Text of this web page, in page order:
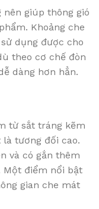
giúp thông gió
Khoảng che
dụng được cho
theo cơ chế đòn
dàng hơn hẳn.
từ sắt tráng kẽm
tương đối cao.
và có gắn thêm
Một điểm nổi bật
gian che mát